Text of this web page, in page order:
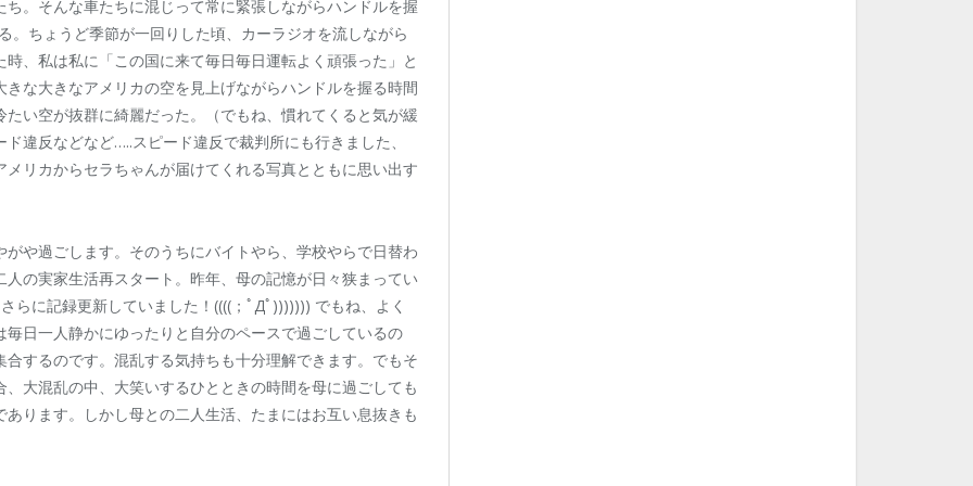
。そんな車たちに混じって常に緊張しながらハンドルを握
。ちょうど季節が一回りした頃、カーラジオを流しながら
、私は私に「この国に来て毎日毎日運転よく頑張った」と
な大きなアメリカの空を見上げながらハンドルを握る時間
い空が抜群に綺麗だった。（でもね、慣れてくると気が緩
違反などなど…..スピード違反で裁判所にも行きました、
リカからセラちゃんが届けてくれる写真とともに思い出す
や過ごします。そのうちにバイトやら、学校やらで日替わ
の実家生活再スタート。昨年、母の記憶が日々狭まってい
らに記録更新していました！((((；ﾟДﾟ))))))) でもね、よく
日一人静かにゆったりと自分のペースで過ごしているの
するのです。混乱する気持ちも十分理解できます。でもそ
大混乱の中、大笑いするひとときの時間を母に過ごしても
ります。しかし母との二人生活、たまにはお互い息抜きも